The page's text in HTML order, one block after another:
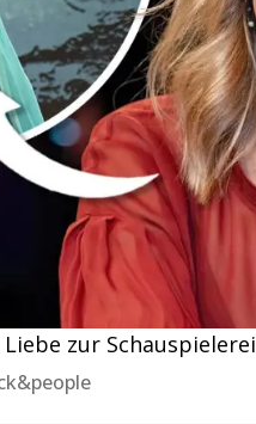
zur